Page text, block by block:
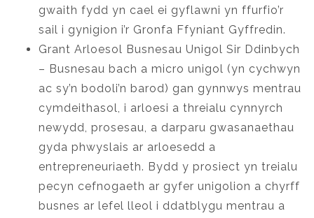
gwaith fydd yn cael ei gyflawni yn ffurfio’r
sail i gynigion i’r Gronfa Ffyniant Gyffredin.
Grant Arloesol Busnesau Unigol Sir Ddinbych
– Busnesau bach a micro unigol (yn cychwyn
ac sy’n bodoli’n barod) gan gynnwys mentrau
cymdeithasol, i arloesi a threialu cynnyrch
newydd, prosesau, a darparu gwasanaethau
gyda phwyslais ar arloesedd a
entrepreneuriaeth. Bydd y prosiect yn treialu
pecyn cefnogaeth ar gyfer unigolion a chyrff
busnes ar lefel lleol i ddatblygu mentrau a